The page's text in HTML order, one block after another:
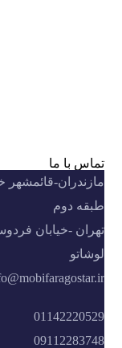
تماس با ما
مازندران-قائمشهر
طبقه دوم
تهران -خیابان
لوشاتو
01142220529
09112283748